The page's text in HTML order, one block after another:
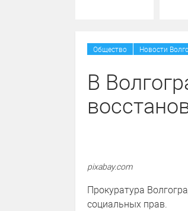
Общество Новости
В
pixabay.com
Прокуратура
социальных прав.